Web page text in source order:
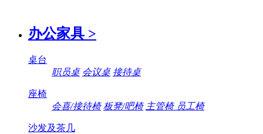
办公家具 >
桌台
职员桌 会议桌 接待桌
座椅
会喜/接待椅 板凳/吧椅 主管椅 员工椅
沙发及茶几